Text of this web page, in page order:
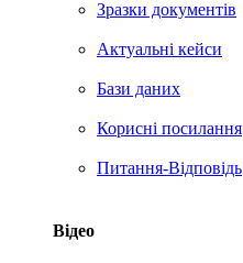
Зразки документів
Актуальні кейси
Бази даних
Корисні посилання
Питання-Відповідь
Відео